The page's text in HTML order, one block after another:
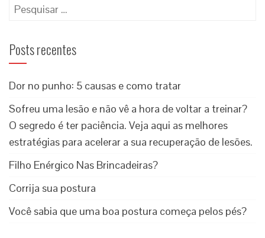
Posts recentes
Dor no punho: 5 causas e como tratar
Sofreu uma lesão e não vê a hora de voltar a treinar?
O segredo é ter paciência. Veja aqui as melhores
estratégias para acelerar a sua recuperação de lesões.
Filho Enérgico Nas Brincadeiras?
Corrija sua postura
Você sabia que uma boa postura começa pelos pés?